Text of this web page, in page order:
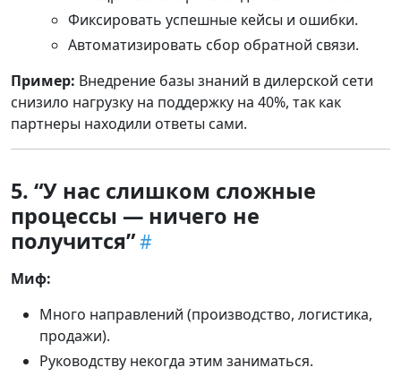
Фиксировать успешные кейсы и ошибки.
Автоматизировать сбор обратной связи.
Пример: Внедрение базы знаний в дилерской сети
снизило нагрузку на поддержку на 40%, так как
партнеры находили ответы сами.
5. “У нас слишком сложные
процессы — ничего не
получится”
Миф:
Много направлений (производство, логистика,
продажи).
Руководству некогда этим заниматься.